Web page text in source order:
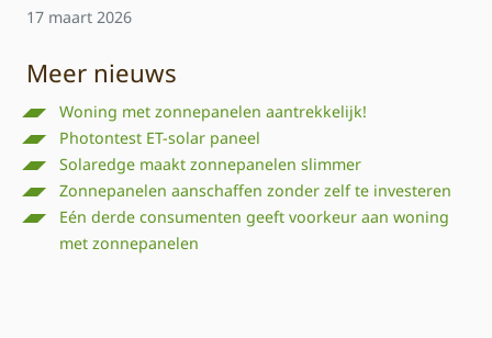
17 maart 2026
Meer nieuws
Woning met zonnepanelen aantrekkelijk!
Photontest ET-solar paneel
Solaredge maakt zonnepanelen slimmer
Zonnepanelen aanschaffen zonder zelf te investeren
Eén derde consumenten geeft voorkeur aan woning
met zonnepanelen